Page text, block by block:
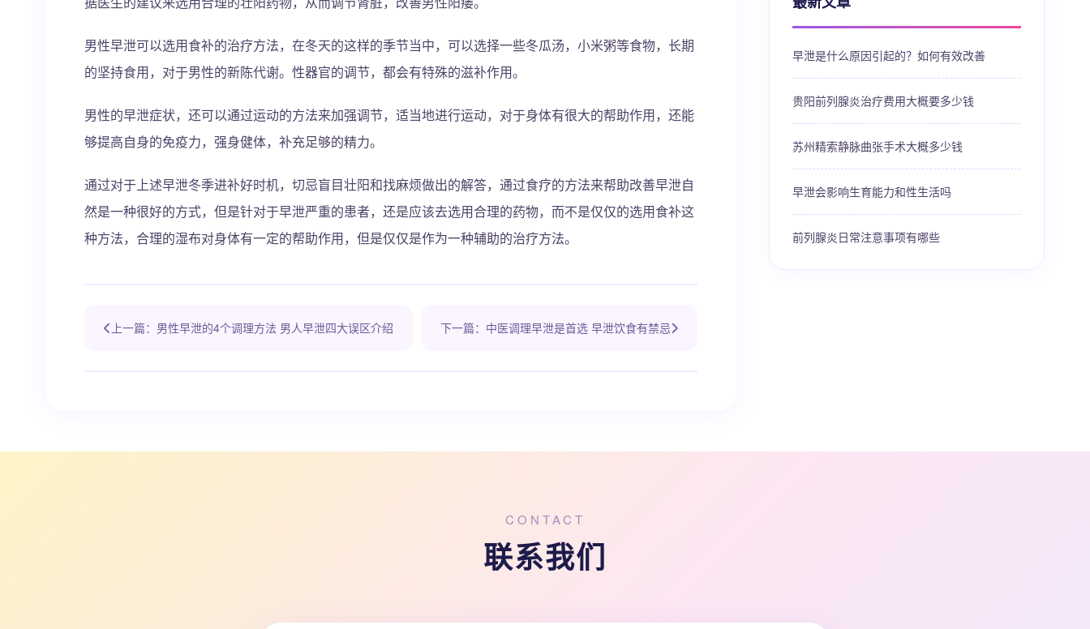
男性早泄可以选用食补的治疗方法，在冬天的这样的季节当中，可以选择一些冬瓜汤，小米粥等食物，长期
的坚持食用，对于男性的新陈代谢。性器官的调节，都会有特殊的滋补作用。
男性的早泄症状，还可以通过运动的方法来加强调节，适当地进行运动，对于身体有很大的帮助作用，还能
够提高自身的免疫力，强身健体，补充足够的精力。
通过对于上述早泄冬季进补好时机，切忌盲目壮阳和找麻烦做出的解答，通过食疗的方法来帮助改善早泄自
然是一种很好的方式，但是针对于早泄严重的患者，还是应该去选用合理的药物，而不是仅仅的选用食补这
种方法，合理的湿布对身体有一定的帮助作用，但是仅仅是作为一种辅助的治疗方法。
上一篇：男性早泄的4个调理方法 男人早泄四大误区介绍 下一篇：中医调理早泄是首选 早泄饮食有禁忌
早泄是什么原因引起的？如何有效改善
贵阳前列腺炎治疗费用大概要多少钱
苏州精索静脉曲张手术大概多少钱
早泄会影响生育能力和性生活吗
前列腺炎日常注意事项有哪些
CONTACT
联系我们